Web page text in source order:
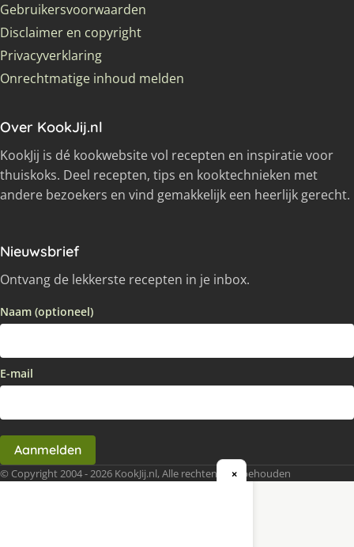
Gebruikersvoorwaarden
Disclaimer en copyright
Privacyverklaring
Onrechtmatige inhoud melden
Over KookJij.nl
KookJij is dé kookwebsite vol recepten en inspiratie voor
thuiskoks. Deel recepten, tips en kooktechnieken met
andere bezoekers en vind gemakkelijk een heerlijk gerecht.
Nieuwsbrief
Ontvang de lekkerste recepten in je inbox.
Naam (optioneel)
E-mail
Aanmelden
© Copyright 2004 - 2026 KookJij.nl, Alle rechten voorbehouden
×